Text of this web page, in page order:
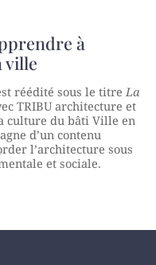
à
ville
réédité sous le titre La
TRIBU architecture et
culture du bâti Ville en
d’un contenu
l’architecture sous
et sociale.